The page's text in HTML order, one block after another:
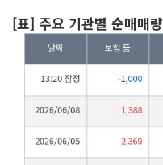
[표] 주요 기관별 순매매